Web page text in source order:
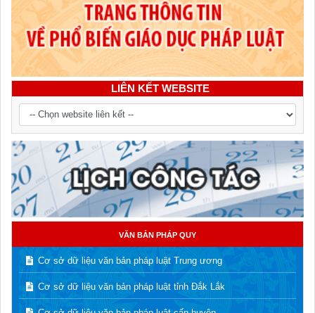
LIÊN KẾT WEBSITE
VĂN BẢN PHÁP QUY
Cơ sở dữ liệu văn bản pháp luật Trung ương
Cơ sở dữ liệu văn bản pháp luật tỉnh Đắk Lắk